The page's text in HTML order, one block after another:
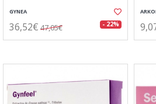
GYNEA
36,52€ 47,05€ - 22%